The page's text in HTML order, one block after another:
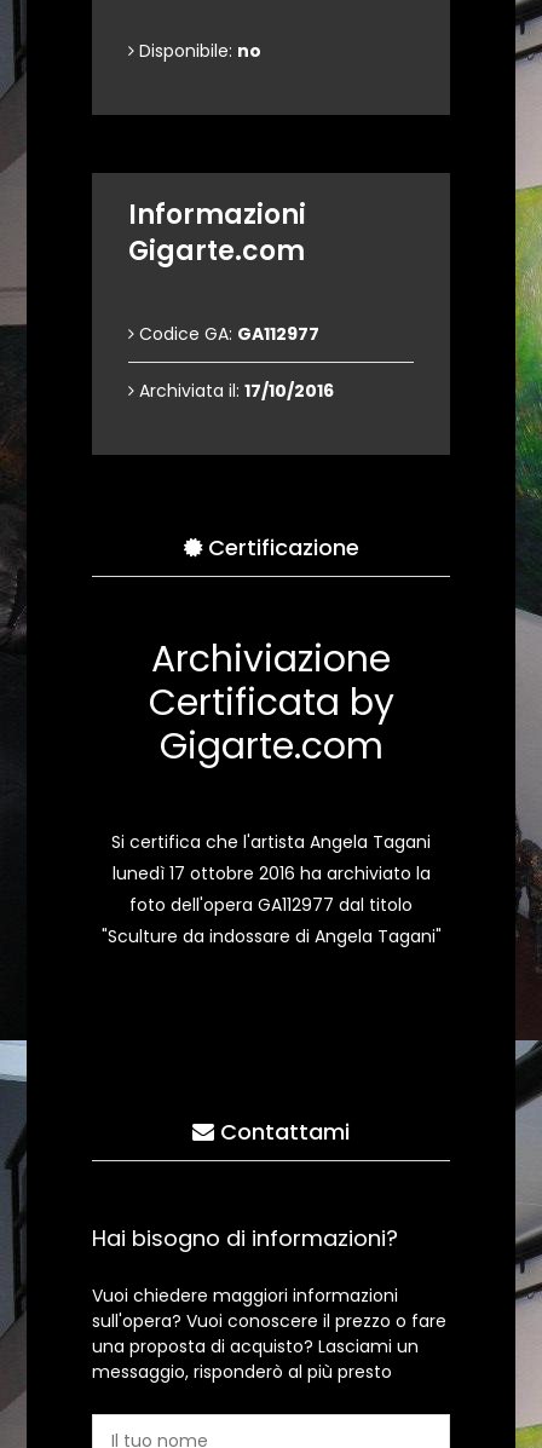
Disponibile: no
Informazioni
Gigarte.com
Codice GA: GA112977
Archiviata il: 17/10/2016
Certificazione
Archiviazione
Certificata by
Gigarte.com
Si certifica che l'artista Angela Tagani
lunedì 17 ottobre 2016 ha archiviato la
foto dell'opera GA112977 dal titolo
"Sculture da indossare di Angela Tagani"
Contattami
Hai bisogno di informazioni?
Vuoi chiedere maggiori informazioni
sull'opera? Vuoi conoscere il prezzo o fare
una proposta di acquisto? Lasciami un
messaggio, risponderò al più presto